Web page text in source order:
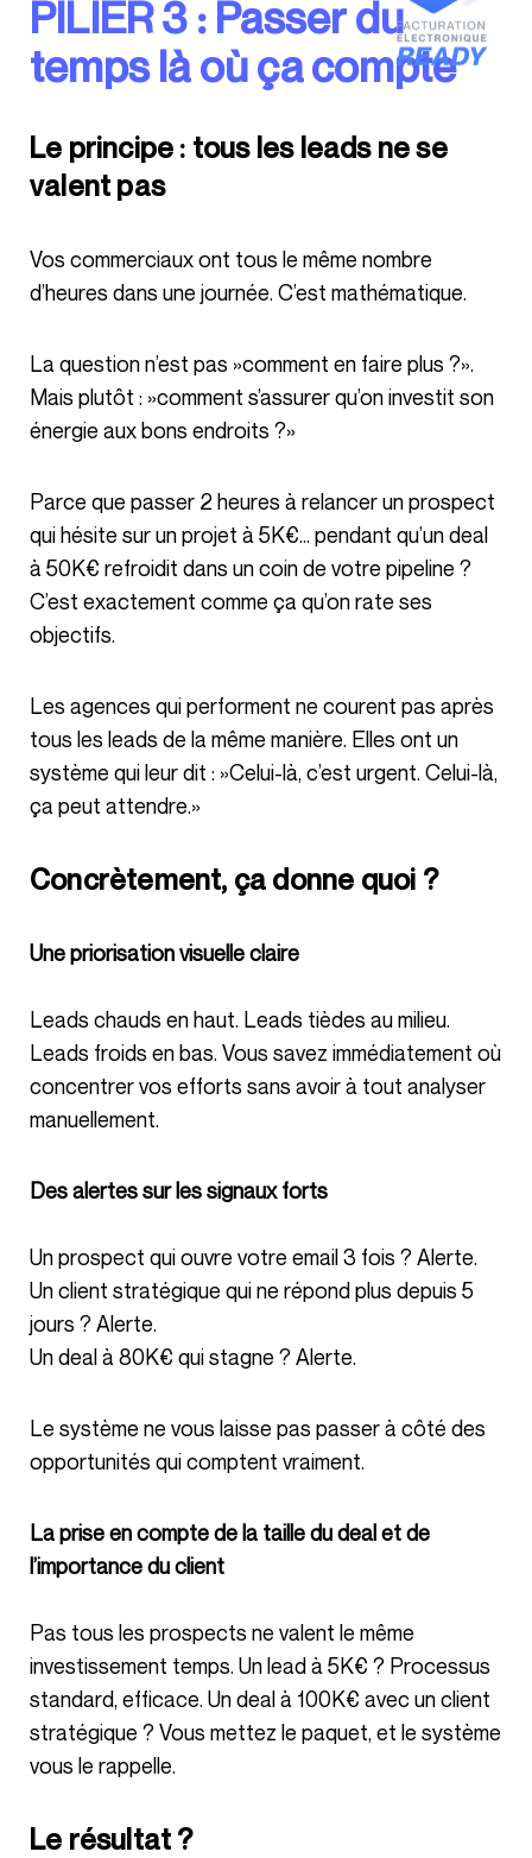
PILIER 3 : Passer du
temps là où ça compte
Le principe : tous les leads ne se
valent pas
Vos commerciaux ont tous le même nombre
d’heures dans une journée. C’est mathématique.
La question n’est pas »comment en faire plus ?».
Mais plutôt : »comment s’assurer qu’on investit son
énergie aux bons endroits ?»
Parce que passer 2 heures à relancer un prospect
qui hésite sur un projet à 5K€… pendant qu’un deal
à 50K€ refroidit dans un coin de votre pipeline ?
C’est exactement comme ça qu’on rate ses
objectifs.
Les agences qui performent ne courent pas après
tous les leads de la même manière. Elles ont un
système qui leur dit : »Celui-là, c’est urgent. Celui-là,
ça peut attendre.»
Concrètement, ça donne quoi ?
Une priorisation visuelle claire
Leads chauds en haut. Leads tièdes au milieu.
Leads froids en bas. Vous savez immédiatement où
concentrer vos efforts sans avoir à tout analyser
manuellement.
Des alertes sur les signaux forts
Un prospect qui ouvre votre email 3 fois ? Alerte.
Un client stratégique qui ne répond plus depuis 5
jours ? Alerte.
Un deal à 80K€ qui stagne ? Alerte.
Le système ne vous laisse pas passer à côté des
opportunités qui comptent vraiment.
La prise en compte de la taille du deal et de
l’importance du client
Pas tous les prospects ne valent le même
investissement temps. Un lead à 5K€ ? Processus
standard, efficace. Un deal à 100K€ avec un client
stratégique ? Vous mettez le paquet, et le système
vous le rappelle.
Le résultat ?